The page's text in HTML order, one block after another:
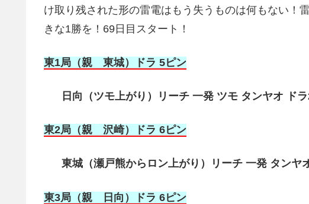
け取り残された形の雷電はもう失うものは何もない！
きな1勝を！69日目スタート！
東1局（親 東城）ドラ 5ピン
日向（ツモ上がり）リーチ 一発 ツモ タンヤオ ド
東2局（親 沢崎）ドラ 6ピン
東城（瀬戸熊からロン上がり）リーチ 一発 タンヤ
東3局（親 日向）ドラ 6ピン